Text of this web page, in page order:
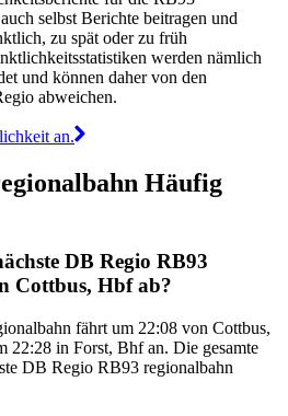
selbst Berichte beitragen und
zu spät oder zu früh
werden nämlich
und können daher von den
abweichen.
an.
Häufig
DB Regio RB93
Cottbus, Hbf ab?
fährt um 22:08 von Cottbus,
22:28 in Forst, Bhf an. Die gesamte
DB Regio RB93 regionalbahn